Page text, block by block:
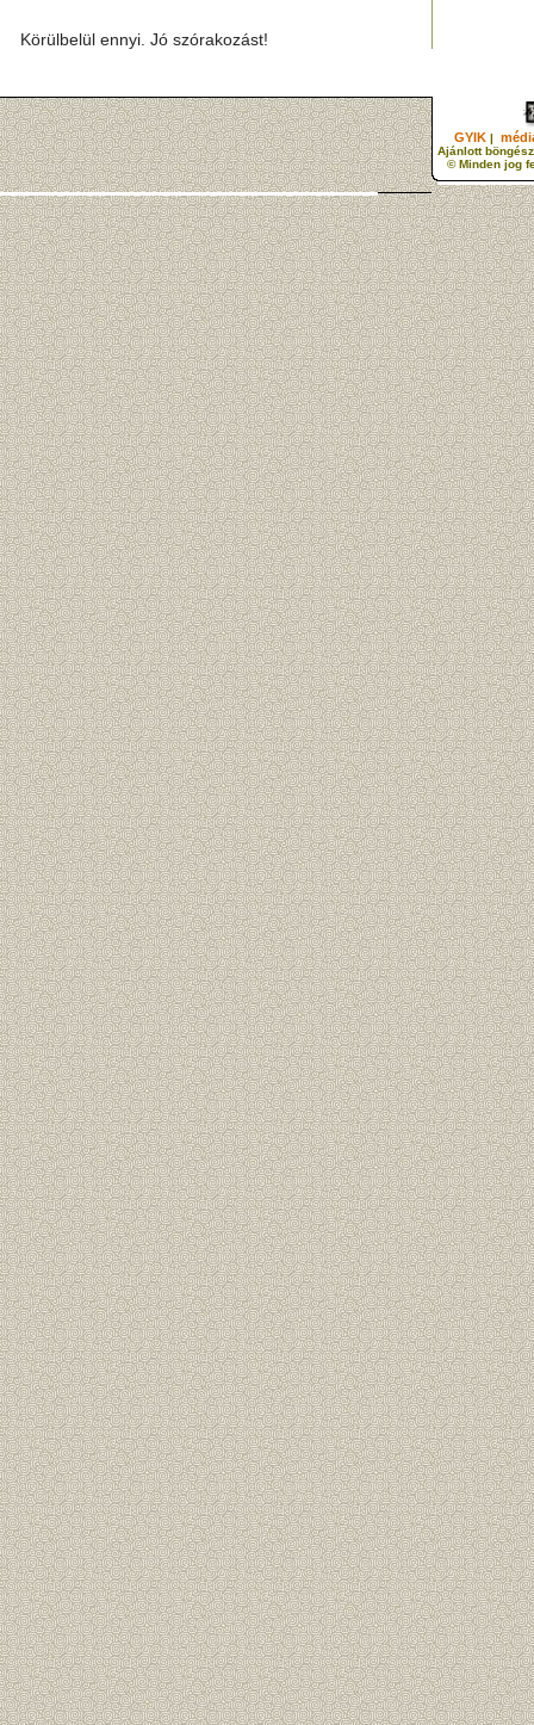
Körülbelül ennyi. Jó szórakozást!
GYIK |
Ajánlott
© Minden jog